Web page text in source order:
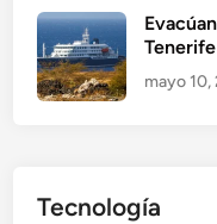
mayo 10,
Tecnología